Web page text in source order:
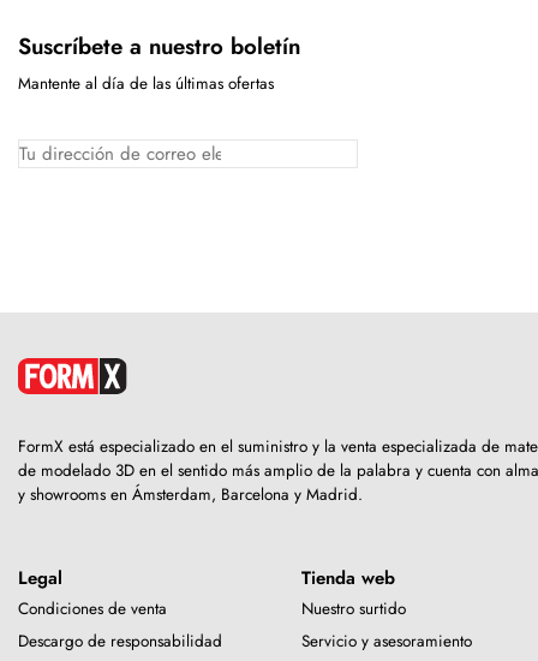
Suscríbete a nuestro boletín
Mantente al día de las últimas ofertas
FormX está especializado en el suministro y la venta especializada de
de modelado 3D en el sentido más amplio de la palabra y cuenta con
y showrooms en Ámsterdam, Barcelona y Madrid.
Legal
Condiciones de venta
Descargo de responsabilidad
Tienda web
Nuestro surtido
Servicio y asesoramiento